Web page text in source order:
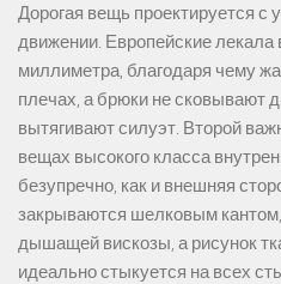
Дорогая вещь проектируется с
движении. Европейские
миллиметра, благодаря чему
плечах, а брюки не сковывают
вытягивают силуэт. Второй
вещах высокого класса
безупречно, как и внешняя
закрываются шелковым
дышащей вискозы, а рисунок
идеально стыкуется на всех